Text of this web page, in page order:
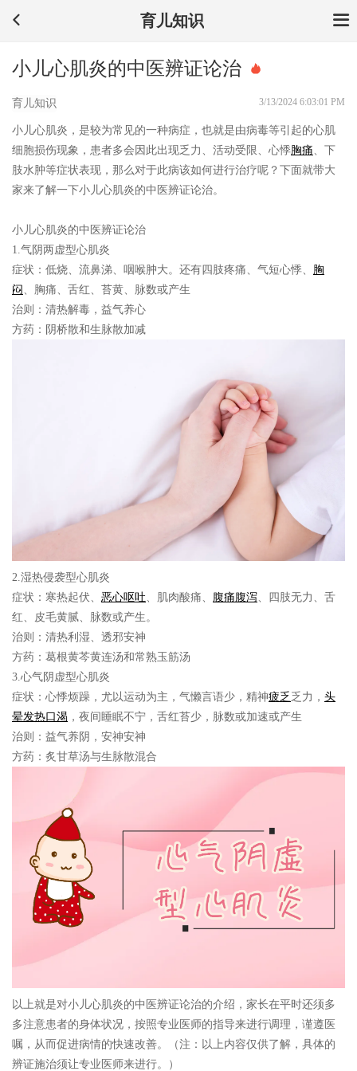
育儿知识
小儿心肌炎的中医辨证论治
育儿知识 3/13/2024 6:03:01 PM
小儿心肌炎，是较为常见的一种病症，也就是由病毒等引起的心肌
细胞损伤现象，患者多会因此出现乏力、活动受限、心悸胸痛、下
肢水肿等症状表现，那么对于此病该如何进行治疗呢？下面就带大
家来了解一下小儿心肌炎的中医辨证论治。
小儿心肌炎的中医辨证论治
1.气阴两虚型心肌炎
症状： 低烧、流鼻涕、咽喉肿大。还有四肢疼痛、气短心悸、 胸
闷 、胸痛、舌红、苔黄、脉数或产生
治则： 清热解毒，益气养心
方药： 阴桥散和生脉散加减
2.湿热侵袭型心肌炎
症状： 寒热起伏、 恶心呕吐、肌肉酸痛、 腹痛腹泻、四肢无力、舌
红、皮毛黄腻、脉数或产生。
治则： 清热利湿、透邪安神
方药： 葛根黄芩黄连汤和常熟玉筋汤
3.心气阴虚型心肌炎
症状： 心悸烦躁，尤以运动为主，气懒言语少，精神疲乏 乏力， 头
晕发热口渴 ，夜间睡眠不宁，舌红苔少，脉数或加速或产生
治则： 益气养阴，安神安神
方药： 炙甘草汤与生脉散混合
以上就是对小儿心肌炎的中医辨证论治的介绍，家长在平时还须多
多注意患者的身体状况，按照专业医师的指导来进行调理，谨遵医
嘱，从而促进病情的快速改善。（注：以上内容仅供了解，具体的
辨证施治须让专业医师来进行。）